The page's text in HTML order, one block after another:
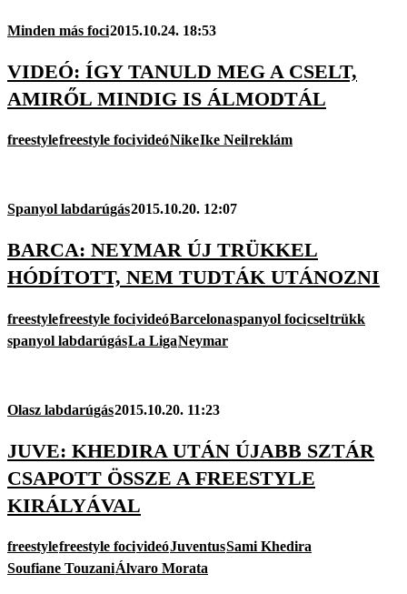
Minden más foci2015.10.24. 18:53
VIDEÓ: ÍGY TANULD MEG A CSELT,
AMIRŐL MINDIG IS ÁLMODTÁL
freestylefreestyle focivideóNikeIke Neilreklám
Spanyol labdarúgás2015.10.20. 12:07
BARCA: NEYMAR ÚJ TRÜKKEL
HÓDÍTOTT, NEM TUDTÁK UTÁNOZNI
freestylefreestyle focivideóBarcelonaspanyol focicseltrükk
spanyol labdarúgásLa LigaNeymar
Olasz labdarúgás2015.10.20. 11:23
JUVE: KHEDIRA UTÁN ÚJABB SZTÁR
CSAPOTT ÖSSZE A FREESTYLE
KIRÁLYÁVAL
freestylefreestyle focivideóJuventusSami Khedira
Soufiane TouzaniÁlvaro Morata